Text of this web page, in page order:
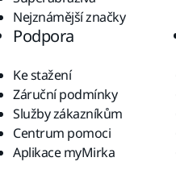
Nejznámější značky
Podpora
Ke stažení
Záruční podmínky
Služby zákazníkům
Centrum pomoci
Aplikace myMirka